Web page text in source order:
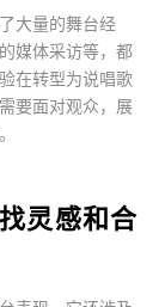
大量的舞台经
媒体采访等，都
在转型为说唱歌
要面对观众，展
灵感和合